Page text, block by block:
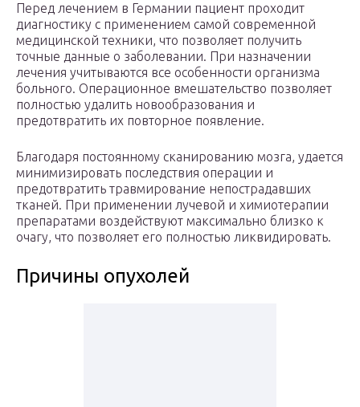
Перед лечением в Германии пациент проходит
диагностику с применением самой современной
медицинской техники, что позволяет получить
точные данные о заболевании. При назначении
лечения учитываются все особенности организма
больного. Операционное вмешательство позволяет
полностью удалить новообразования и
предотвратить их повторное появление.
Благодаря постоянному сканированию мозга, удается
минимизировать последствия операции и
предотвратить травмирование непострадавших
тканей. При применении лучевой и химиотерапии
препаратами воздействуют максимально близко к
очагу, что позволяет его полностью ликвидировать.
Причины опухолей